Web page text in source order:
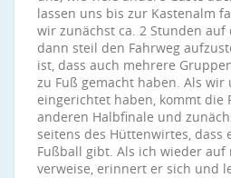
lassen uns bis zur Kastenalm
wir zunächst ca. 2 Stunden
dann steil den Fahrweg
ist, dass auch mehrere
zu Fuß gemacht haben. Als
eingerichtet haben, kommt die
anderen Halbfinale und
seitens des Hüttenwirtes, dass
Fußball gibt. Als ich wieder auf
verweise, erinnert er sich und